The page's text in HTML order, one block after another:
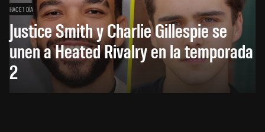
HACE 1 DÍA
Justice Smith y Charlie Gillespie se
unen a Heated Rivalry en la temporada
2